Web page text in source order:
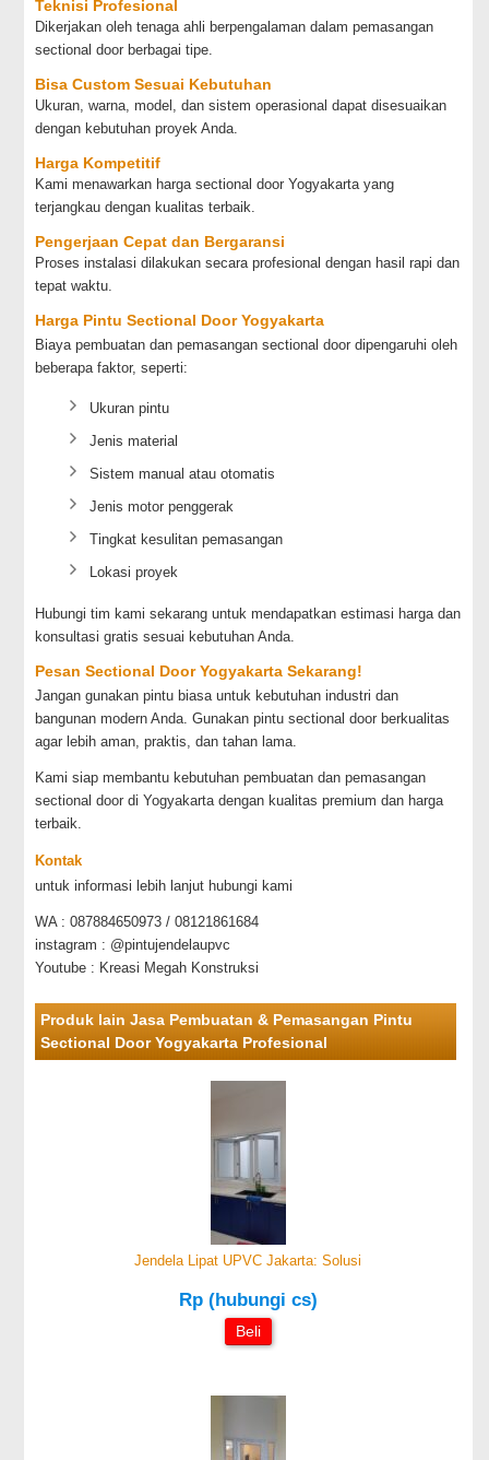
Teknisi Profesional
Dikerjakan oleh tenaga ahli berpengalaman dalam pemasangan
sectional door berbagai tipe.
Bisa Custom Sesuai Kebutuhan
Ukuran, warna, model, dan sistem operasional dapat disesuaikan
dengan kebutuhan proyek Anda.
Harga Kompetitif
Kami menawarkan harga sectional door Yogyakarta yang
terjangkau dengan kualitas terbaik.
Pengerjaan Cepat dan Bergaransi
Proses instalasi dilakukan secara profesional dengan hasil rapi dan
tepat waktu.
Harga Pintu Sectional Door Yogyakarta
Biaya pembuatan dan pemasangan sectional door dipengaruhi oleh
beberapa faktor, seperti:
Ukuran pintu
Jenis material
Sistem manual atau otomatis
Jenis motor penggerak
Tingkat kesulitan pemasangan
Lokasi proyek
Hubungi tim kami sekarang untuk mendapatkan estimasi harga dan
konsultasi gratis sesuai kebutuhan Anda.
Pesan Sectional Door Yogyakarta Sekarang!
Jangan gunakan pintu biasa untuk kebutuhan industri dan
bangunan modern Anda. Gunakan pintu sectional door berkualitas
agar lebih aman, praktis, dan tahan lama.
Kami siap membantu kebutuhan pembuatan dan pemasangan
sectional door di Yogyakarta dengan kualitas premium dan harga
terbaik.
Kontak
untuk informasi lebih lanjut hubungi kami
WA : 087884650973 / 08121861684
instagram : @pintujendelaupvc
Youtube : Kreasi Megah Konstruksi
Produk lain Jasa Pembuatan & Pemasangan Pintu
Sectional Door Yogyakarta Profesional
Jendela Lipat UPVC Jakarta: Solusi
Rp (hubungi cs)
Beli